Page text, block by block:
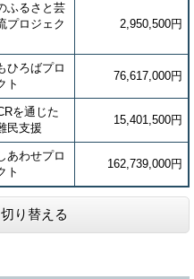
ふるさと芸
プロジェク
2,950,500円
ひろばプロ
ト
76,617,000円
を通じた
民支援
15,401,500円
あわせプロ
ト
162,739,000円
り替える